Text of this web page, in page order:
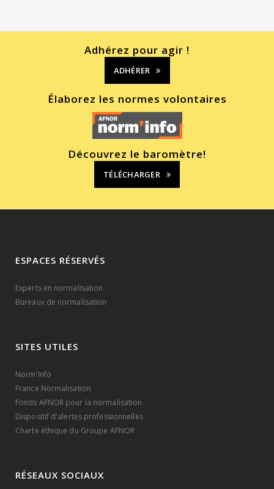
Adhérez pour agir !
ADHÉRER
Élaborez les normes volontaires
Découvrez le baromètre!
TÉLÉCHARGER
ESPACES RÉSERVÉS
Experts en normalisation
Bureaux de normalisation
SITES UTILES
Norm'Info
France Normalisation
Fonds AFNOR pour la normalisation
Dispositif d'alertes professionnelles
Charte éthique du Groupe AFNOR
RÉSEAUX SOCIAUX